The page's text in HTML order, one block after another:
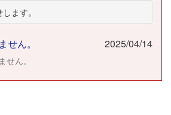
ます。
せん。 2025/04/14
せん。